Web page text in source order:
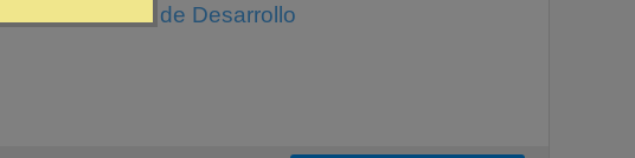
y Políticas de Desarrollo